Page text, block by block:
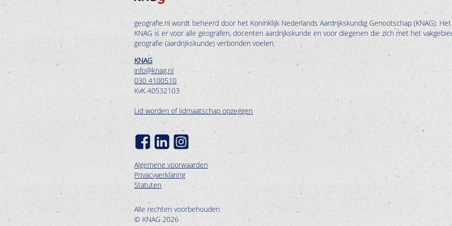
geografie.nl wordt beheerd door het Koninklijk Nederlands Aardrijkskundig Genootschap (KNAG). Het
KNAG is er voor alle geografen, docenten aardrijkskunde en voor diegenen die zich met het
geografie (aardrijkskunde) verbonden voelen.
KNAG
info@knag.nl
030 4100510
KvK 40532103
Lid worden of lidmaatschap opzeggen
Algemene voorwaarden
Privacyverklaring
Statuten
Alle rechten voorbehouden
© KNAG 2026